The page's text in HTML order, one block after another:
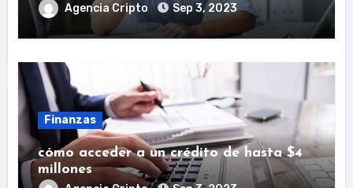
Agencia Cripto Sep 3, 2023
Finanzas
cómo acceder a un crédito de hasta $4
millones